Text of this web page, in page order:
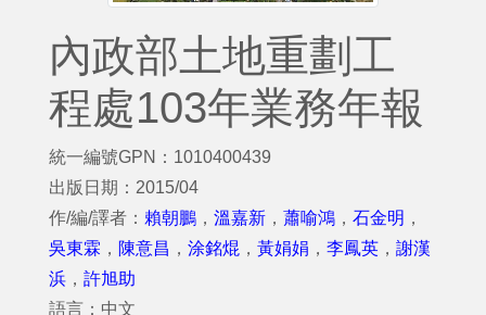
內政部土地重劃工
程處103年業務年報
統一編號GPN：1010400439
出版日期：2015/04
作/編/譯者： 賴朝鵬 ， 溫嘉新 ， 蕭喻鴻 ， 石金明 ，
吳東霖 ， 陳意昌 ， 涂銘焜 ， 黃娟娟 ， 李鳳英 ， 謝漢
浜 ， 許旭助
語言：中文